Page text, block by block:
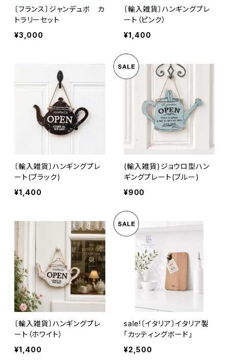
〔フランス〕ジャンデュボ カ
トラリーセット
¥3,000
〔輸入雑貨〕ハンギングプレ
ート（ピンク）
¥1,400
〔輸入雑貨〕ハンギングプレ
ート(ブラック)
¥1,400
(輸入雑貨)ジョウロ型ハン
ギングプレート(ブルー)
¥900
〔輸入雑貨〕ハンギングプレ
ート（ホワイト）
¥1,400
sale!〔イタリア〕イタリア製
「カッティングボード」
¥2,500